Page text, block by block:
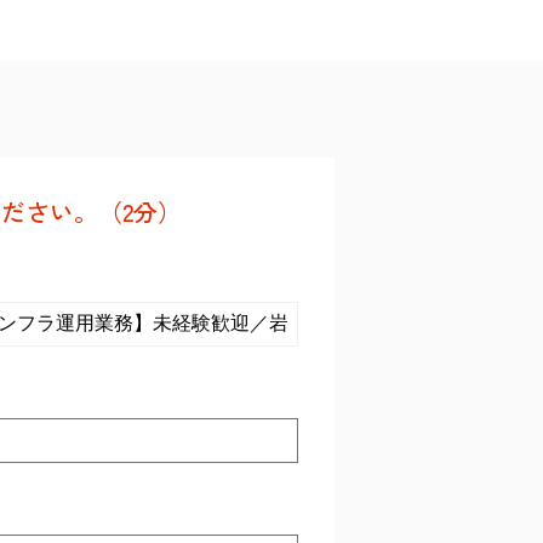
さい。（2分）